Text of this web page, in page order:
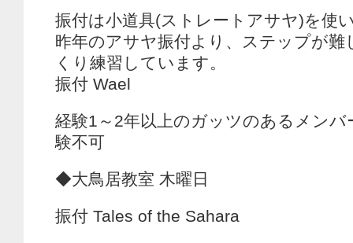
振付は小道具(ストレートアサヤ)を使
昨年のアサヤ振付より、ステップが難
くり練習しています。
振付 Wael
経験1～2年以上のガッツのあるメンバ
験不可
◆大鳥居教室 木曜日
振付 Tales of the Sahara